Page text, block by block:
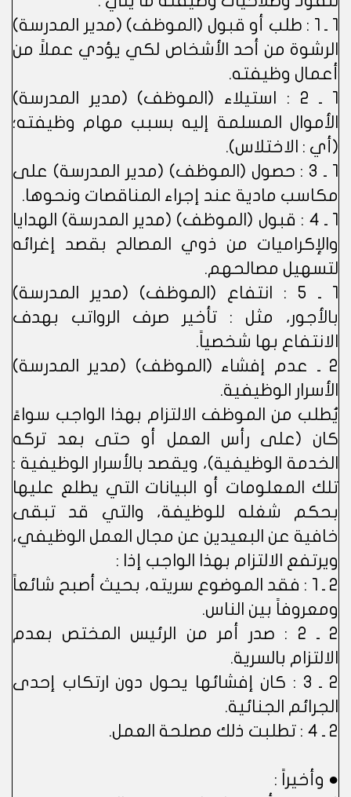
1 ـ 1 : طلب أو قبول (الموظف) (مدير المدرسة)
الرشوة من أحد الأشخاص لكي يؤدي عملاً من
أعمال وظيفته.
1 ـ 2 : استيلاء (الموظف) (مدير المدرسة)
الأموال المسلمة إليه بسبب مهام وظيفته؛
(أي : الاختلاس).
1 ـ 3 : حصول (الموظف) (مدير المدرسة) على
مكاسب مادية عند إجراء المناقصات ونحوها.
1 ـ 4 : قبول (الموظف) (مدير المدرسة) الهدايا
والإكراميات من ذوي المصالح بقصد إغرائه
لتسهيل مصالحهم.
1 ـ 5 : انتفاع (الموظف) (مدير المدرسة)
بالأجور، مثل : تأخير صرف الرواتب بهدف
الانتفاع بها شخصياً.
2 ـ عدم إفشاء (الموظف) (مدير المدرسة)
الأسرار الوظيفية.
يُطلب من الموظف الالتزام بهذا الواجب سواءً
كان (على رأس العمل أو حتى بعد تركه
الخدمة الوظيفية)، ويقصد بالأسرار الوظيفية :
تلك المعلومات أو البيانات التي يطلع عليها
بحكم شغله للوظيفة، والتي قد تبقى
خافية عن البعيدين عن مجال العمل الوظيفي،
ويرتفع الالتزام بهذا الواجب إذا :
2 ـ 1 : فقد الموضوع سريته، بحيث أصبح شائعاً
ومعروفاً بين الناس.
2 ـ 2 : صدر أمر من الرئيس المختص بعدم
الالتزام بالسرية.
2 ـ 3 : كان إفشائها يحول دون ارتكاب إحدى
الجرائم الجنائية.
2 ـ 4 : تطلبت ذلك مصلحة العمل.
● وأخيراً :